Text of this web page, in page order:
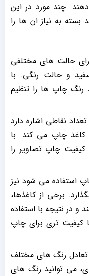
چند مورد در این
بسته به نیاز ان ها را
حالت های مختلفی
و حالت رنگی. با
رنگ چاپ ها را تنظیم
نقاطی اشاره دارد
کاغذ چاپ می کند. با
کیفیت چاپ تصاویر را
استفاده می شود نیز
برخی از کاغذها،
و در نتیجه با استفاده
کیفیت تری برای چاپ
رنگ های مختلف
می توانید رنگ های